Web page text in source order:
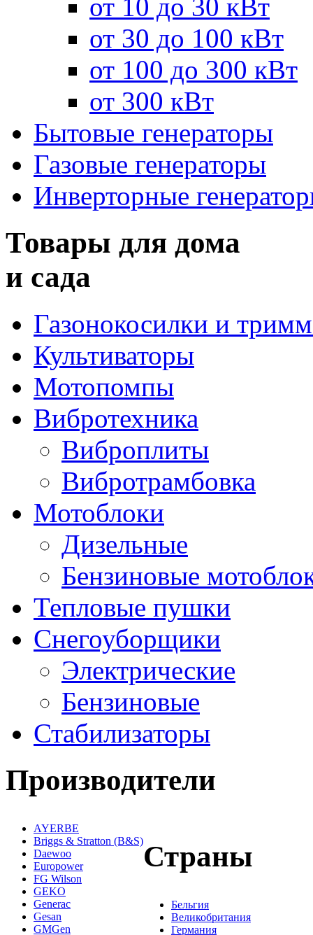
от 10 до 30 кВт
от 30 до 100 кВт
от 100 до 300 кВт
от 300 кВт
Бытовые генераторы
Газовые генераторы
Инверторные
Товары для дома
и сада
Газонокосилки и
Культиваторы
Мотопомпы
Вибротехника
Виброплиты
Вибротрамбовка
Мотоблоки
Дизельные
Бензиновые
Тепловые пушки
Снегоуборщики
Электрические
Бензиновые
Стабилизаторы
Производители
AYERBE
Briggs & Stratton (B&S)
Daewoo
Europower
FG Wilson
GEKO
Generac
Gesan
GMGen
Страны
Бельгия
Великобритания
Германия